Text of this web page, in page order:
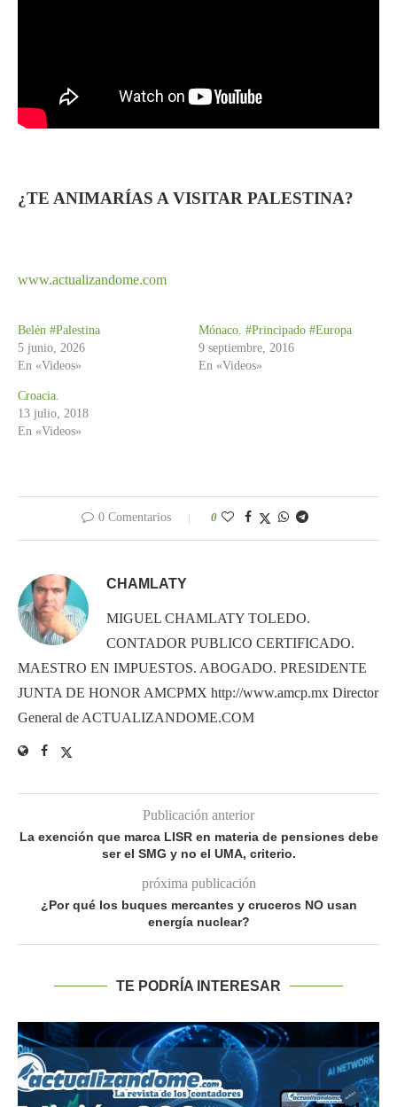
¿TE ANIMARÍAS A VISITAR PALESTINA?
www.actualizandome.com
Belén #Palestina
5 junio, 2026
En «Videos»
Mónaco. #Principado #Europa
9 septiembre, 2016
En «Videos»
Croacia.
13 julio, 2018
En «Videos»
0 Comentarios 0
CHAMLATY
MIGUEL CHAMLATY TOLEDO.
CONTADOR PUBLICO CERTIFICADO.
MAESTRO EN IMPUESTOS. ABOGADO. PRESIDENTE
JUNTA DE HONOR AMCPMX http://www.amcp.mx Director
General de ACTUALIZANDOME.COM
Publicación anterior
La exención que marca LISR en materia de pensiones debe
ser el SMG y no el UMA, criterio.
próxima publicación
¿Por qué los buques mercantes y cruceros NO usan
energía nuclear?
TE PODRÍA INTERESAR